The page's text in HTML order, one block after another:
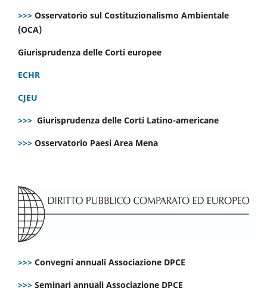
>>> Osservatorio sul Costituzionalismo Ambientale
(OCA)
Giurisprudenza delle Corti europee
ECHR
CJEU
>>> Giurisprudenza delle Corti Latino-americane
>>> Osservatorio Paesi Area Mena
>>> Convegni annuali Associazione DPCE
>>> Seminari annuali Associazione DPCE